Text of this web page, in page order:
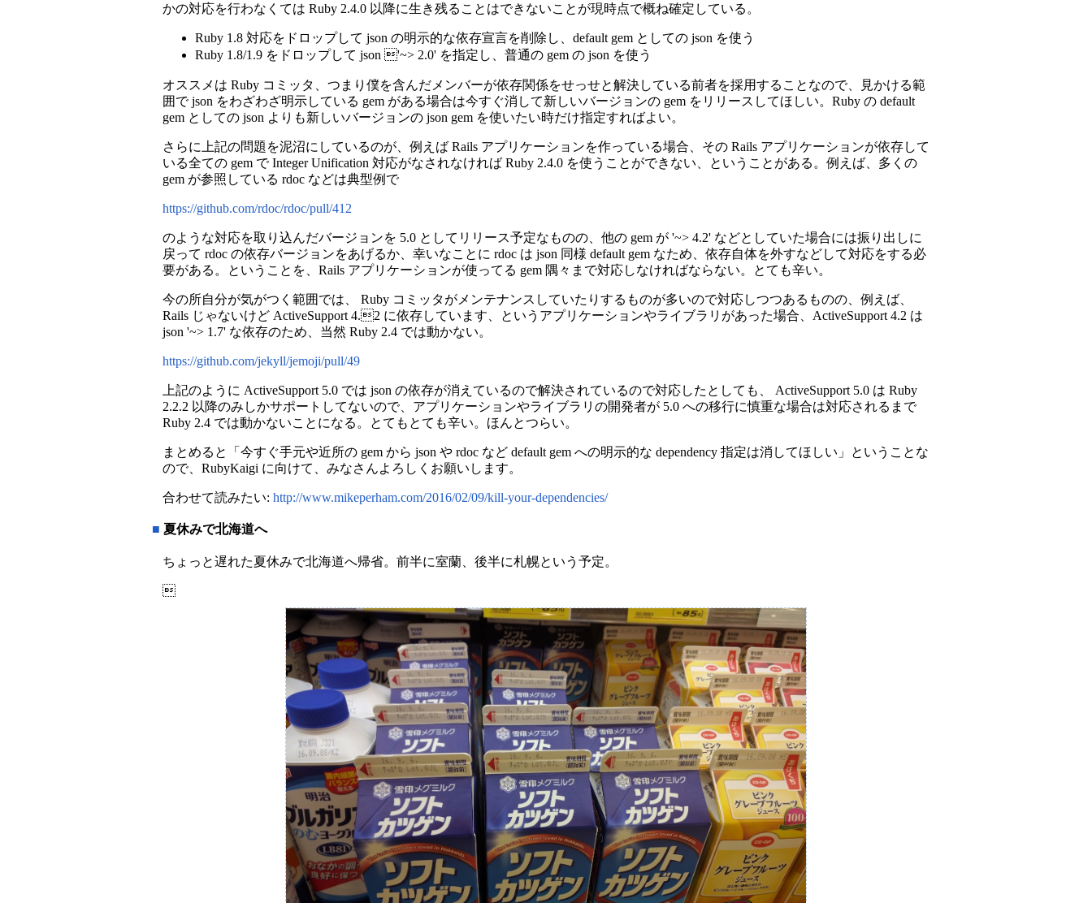
かの対応を行わなくては Ruby 2.4.0 以降に生き残ることはできないことが現時点で概ね確定している。
Ruby 1.8 対応をドロップして json の明示的な依存宣言を削除し、default gem としての json を使う
Ruby 1.8/1.9 をドロップして json '~> 2.0' を指定し、普通の gem の json を使う
オススメは Ruby コミッタ、つまり僕を含んだメンバーが依存関係をせっせと解決している前者を採用することなので、見かける範
囲で json をわざわざ明示している gem がある場合は今すぐ消して新しいバージョンの gem をリリースしてほしい。Ruby の default
gem としての json よりも新しいバージョンの json gem を使いたい時だけ指定すればよい。
さらに上記の問題を泥沼にしているのが、例えば Rails アプリケーションを作っている場合、その Rails アプリケーションが依存して
いる全ての gem で Integer Unification 対応がなされなければ Ruby 2.4.0 を使うことができない、ということがある。例えば、多くの
gem が参照している rdoc などは典型例で
https://github.com/rdoc/rdoc/pull/412
のような対応を取り込んだバージョンを 5.0 としてリリース予定なものの、他の gem が '~> 4.2' などとしていた場合には振り出しに
戻って rdoc の依存バージョンをあげるか、幸いなことに rdoc は json 同様 default gem なため、依存自体を外すなどして対応をする必
要がある。ということを、Rails アプリケーションが使ってる gem 隅々まで対応しなければならない。とても辛い。
今の所自分が気がつく範囲では、 Ruby コミッタがメンテナンスしていたりするものが多いので対応しつつあるものの、例えば、
Rails じゃないけど ActiveSupport 4.2 に依存しています、というアプリケーションやライブラリがあった場合、ActiveSupport 4.2 は
json '~> 1.7' な依存のため、当然 Ruby 2.4 では動かない。
https://github.com/jekyll/jemoji/pull/49
上記のように ActiveSupport 5.0 では json の依存が消えているので解決されているので対応したとしても、 ActiveSupport 5.0 は Ruby
2.2.2 以降のみしかサポートしてないので、アプリケーションやライブラリの開発者が 5.0 への移行に慎重な場合は対応されるまで
Ruby 2.4 では動かないことになる。とて もとても辛い。ほんとつらい。
まとめると「今すぐ手元や近所の gem から json や rdoc など default gem への明示的な dependency 指定は消してほしい」ということな
ので、RubyKaigi に向けて、みなさんよろしくお願いします。
合わせて読みたい: http://www.mikeperham.com/2016/02/09/kill-your-dependencies/
■ 夏休みで北海道へ
ちょっと遅れた夏休みで北海道へ帰省。前半に室蘭、後半に札幌という予定。
